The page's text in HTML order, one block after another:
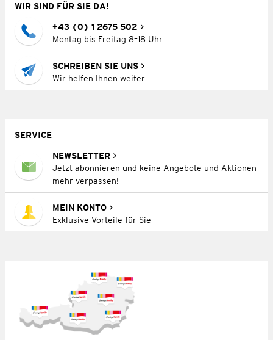
WIR SIND FÜR SIE DA!
+43 (0) 1 2675 502
Montag bis Freitag 8–18 Uhr
SCHREIBEN SIE UNS
Wir helfen Ihnen weiter
SERVICE
NEWSLETTER
Jetzt abonnieren und keine Angebote und Aktionen
mehr verpassen!
MEIN KONTO
Exklusive Vorteile für Sie